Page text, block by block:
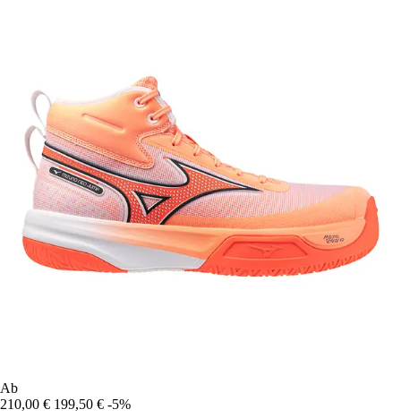
Ab
210,00 € 199,50 € -5%